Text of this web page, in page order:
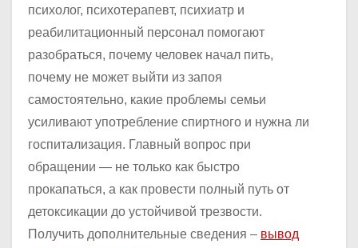
психолог, психотерапевт, психиатр и
реабилитационный персонал помогают
разобраться, почему человек начал пить,
почему не может выйти из запоя
самостоятельно, какие проблемы семьи
усиливают употребление спиртного и нужна ли
госпитализация. Главный вопрос при
обращении — не только как быстро
прокапаться, а как провести полный путь от
детоксикации до устойчивой трезвости.
Получить дополнительные сведения – вывод